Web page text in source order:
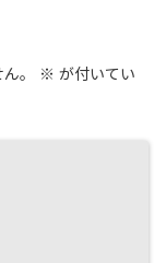
。 ※ が付いてい